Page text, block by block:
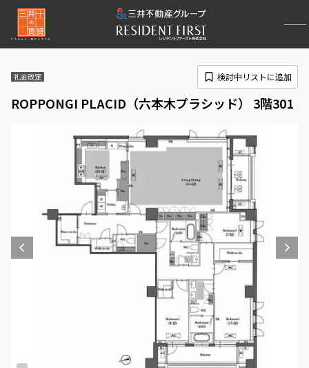
礼金改定
ROPPONGI PLACID（六本木プラシッド） 3階301
検討中リストに追加